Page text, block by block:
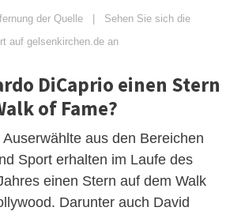
der Quelle | Sehen Sie sich die
auf gelsenkirchen.de an
DiCaprio einen Stern
of Fame?
aus den Bereichen
Sport erhalten im Laufe des
einen Stern auf dem Walk
Darunter auch David